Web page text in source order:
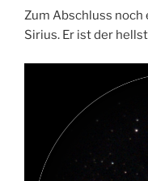
Zum Abschluss noch
Sirius. Er ist der